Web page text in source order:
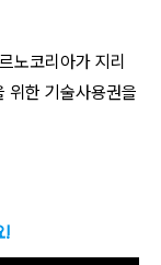
노코리아가 지리
한 기술사용권을
!